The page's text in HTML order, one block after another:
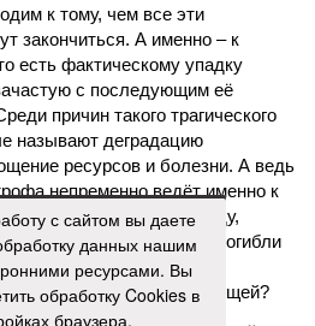
к тому, чем все эти
закончиться. А именно – к
есть фактическому упадку
с последующим её
причин такого трагического
называют деградацию
ресурсов и болезни. А ведь
непременно ведёт именно к
эпидемиям, голоду,
населения. Так погибли
кхмеров – список не
будет следующей?
с сайтом вы даете
данных нашим
ресурсами. Вы
обработку Cookies в
браузера.